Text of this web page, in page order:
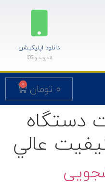
دانلود اپلیکیشن
اندروید و IOS
۰ تومان 0
دستگاه
عالي